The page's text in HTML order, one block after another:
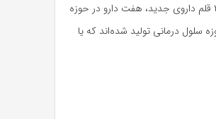
بنابر گزارش مرکز ارتباطات و اطلاع‌رسانی ستاد اجرایی فرمان امام؛ از میان ۲۳ قلم داروی جدید، هفت دارو در حوزه
درمانی تولید شده‌اند که یا